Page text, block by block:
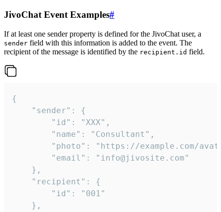
JivoChat Event Examples#
If at least one sender property is defined for the JivoChat user, a
sender field with this information is added to the event. The
recipient of the message is identified by the recipient.id field.
{